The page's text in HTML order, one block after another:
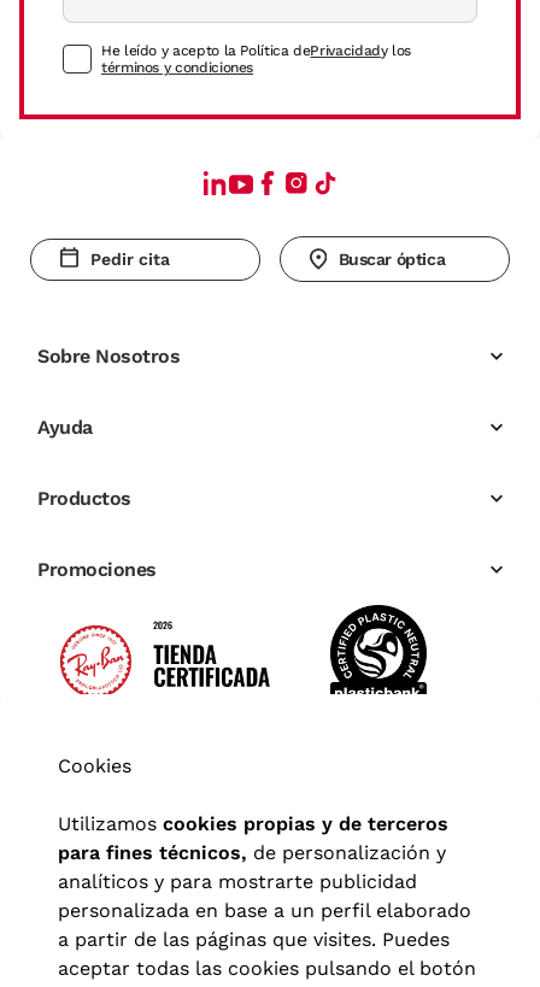
He leído y acepto la Política dePrivacidady los
términos y condiciones
Pedir cita Buscar óptica
Sobre Nosotros
Ayuda
Productos
Promociones
Cookies
Utilizamos cookies propias y de terceros
para fines técnicos, de personalización y
analíticos y para mostrarte publicidad
personalizada en base a un perfil elaborado
a partir de las páginas que visites. Puedes
aceptar todas las cookies pulsando el botón